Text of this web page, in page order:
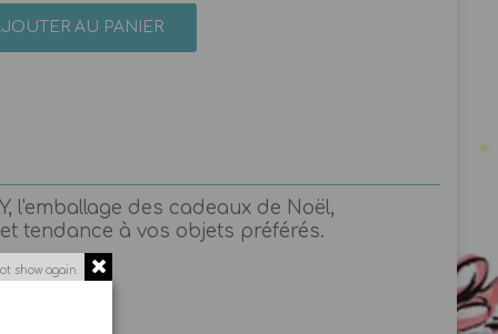
show again.
AU PANIER
l'emballage des cadeaux de Noël,
tendance à vos objets préférés.